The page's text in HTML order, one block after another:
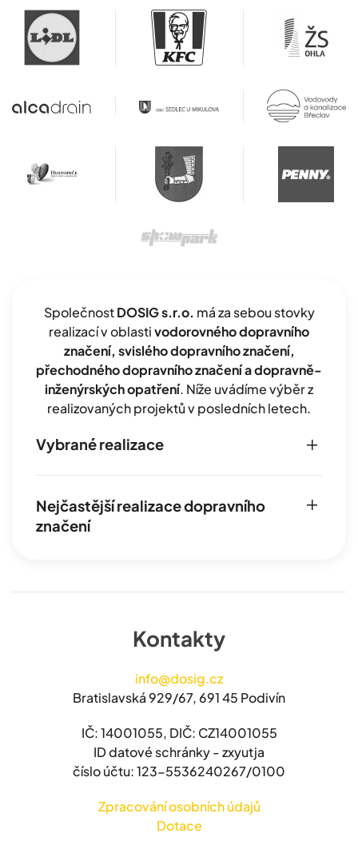
SpolečnostDOSIG s.r.o. má za sebou stovky
realizací v oblastivodorovného dopravního
značení, svislého dopravního značení,
přechodného dopravního značení a dopravně-
inženýrských opatření. Níže uvádíme výběr z
realizovaných projektů v posledních letech.
Vybrané realizace
Nejčastější realizace dopravního
značení
Kontakty
info@dosig.cz
Bratislavská 929/67, 691 45 Podivín
IČ: 14001055, DIČ: CZ14001055
ID datové schránky - zxyutja
číslo účtu: 123-5536240267/0100
Zpracování osobních údajů
Dotace